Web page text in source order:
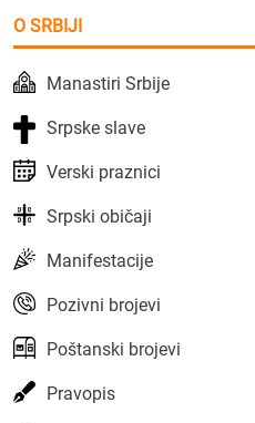
O SRBIJI
Manastiri Srbije
Srpske slave
Verski praznici
Srpski običaji
Manifestacije
Pozivni brojevi
Poštanski brojevi
Pravopis